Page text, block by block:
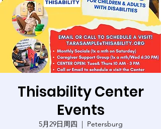
Thisability Center
Events
5月29日周四
  |
Petersburg